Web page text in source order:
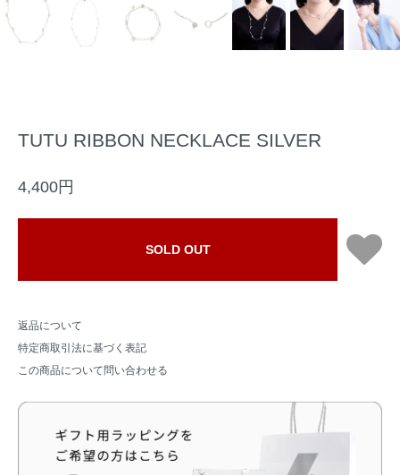
TUTU RIBBON NECKLACE SILVER
4,400円
SOLD OUT
返品について
特定商取引法に基づく表記
この商品について問い合わせる